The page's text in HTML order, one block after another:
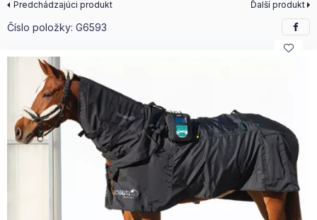
Predchádzajúci produkt Ďalší produkt
Číslo položky: G6593